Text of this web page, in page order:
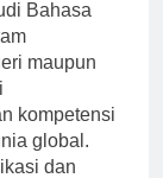
Bahasa
maupun
kompetensi
global.
dan